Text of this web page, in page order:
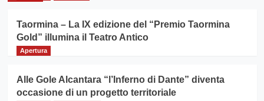
Taormina – La IX edizione del “Premio Taormina
Gold” illumina il Teatro Antico
Apertura
Alle Gole Alcantara “l’Inferno di Dante” diventa
occasione di un progetto territoriale